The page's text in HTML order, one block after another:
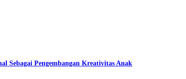
Sebagai Pengembangan Kreativitas Anak